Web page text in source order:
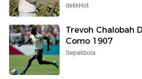
detikHot
Trevoh Chalobah
Como 1907
Sepakbola